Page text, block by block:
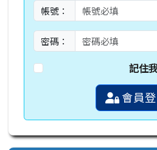
帳號：
密碼：
記住
會員